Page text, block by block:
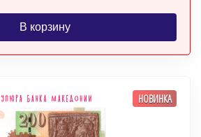
В корзину
НОВИНКА